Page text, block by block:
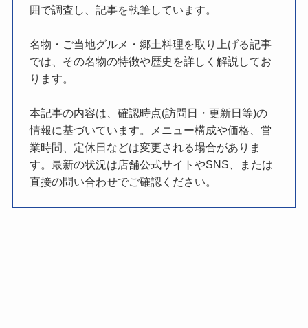
囲で調査し、記事を執筆しています。
名物・ご当地グルメ・郷土料理を取り上げる記事
では、その名物の特徴や歴史を詳しく解説してお
ります。
本記事の内容は、確認時点(訪問日・更新日等)の
情報に基づいています。メニュー構成や価格、営
業時間、定休日などは変更される場合がありま
す。最新の状況は店舗公式サイトやSNS、または
直接の問い合わせでご確認ください。